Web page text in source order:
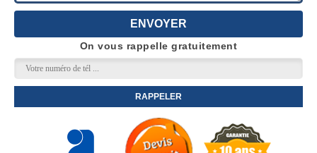
On vous rappelle gratuitement